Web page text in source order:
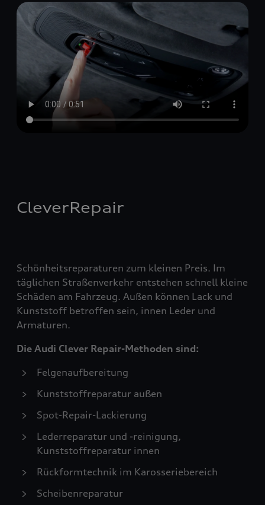
CleverRepair
Schönheitsreparaturen zum kleinen Preis. Im
täglichen Straßenverkehr entstehen schnell kleine
Schäden am Fahrzeug. Außen können Lack und
Kunststoff betroffen sein, innen Leder und
Armaturen.
Die Audi Clever Repair-Methoden sind:
Felgenaufbereitung
Kunststoffreparatur außen
Spot-Repair-Lackierung
Lederreparatur und -reinigung,
Kunststoffreparatur innen
Rückformtechnik im Karosseriebereich
Scheibenreparatur